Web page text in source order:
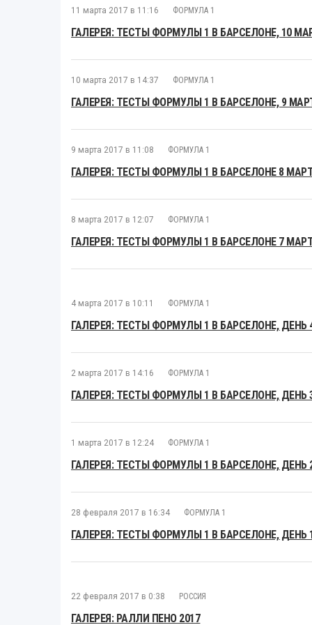
11 марта 2017 в 11:16 ФОРМУЛА 1
ГАЛЕРЕЯ: ТЕСТЫ ФОРМУЛЫ 1 В БАРСЕЛОНЕ, 10
10 марта 2017 в 14:37 ФОРМУЛА 1
ГАЛЕРЕЯ: ТЕСТЫ ФОРМУЛЫ 1 В БАРСЕЛОНЕ, 9
9 марта 2017 в 11:08 ФОРМУЛА 1
ГАЛЕРЕЯ: ТЕСТЫ ФОРМУЛЫ 1 В БАРСЕЛОНЕ 8
8 марта 2017 в 12:07 ФОРМУЛА 1
ГАЛЕРЕЯ: ТЕСТЫ ФОРМУЛЫ 1 В БАРСЕЛОНЕ 7
4 марта 2017 в 10:11 ФОРМУЛА 1
ГАЛЕРЕЯ: ТЕСТЫ ФОРМУЛЫ 1 В БАРСЕЛОНЕ, ДЕНЬ
2 марта 2017 в 14:16 ФОРМУЛА 1
ГАЛЕРЕЯ: ТЕСТЫ ФОРМУЛЫ 1 В БАРСЕЛОНЕ, ДЕНЬ
1 марта 2017 в 12:24 ФОРМУЛА 1
ГАЛЕРЕЯ: ТЕСТЫ ФОРМУЛЫ 1 В БАРСЕЛОНЕ, ДЕНЬ
28 февраля 2017 в 16:34 ФОРМУЛА 1
ГАЛЕРЕЯ: ТЕСТЫ ФОРМУЛЫ 1 В БАРСЕЛОНЕ, ДЕНЬ
22 февраля 2017 в 0:38 РОССИЯ
ГАЛЕРЕЯ: РАЛЛИ ПЕНО 2017